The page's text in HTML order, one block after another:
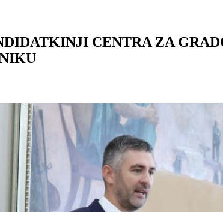
CENTRA ZA